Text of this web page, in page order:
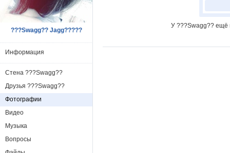
У ???Swagg?? ещё
???Swagg?? Jagg?????
Информация
Стена ???Swagg??
Друзья ???Swagg??
Фотографии
Видео
Музыка
Вопросы